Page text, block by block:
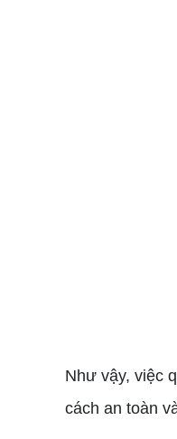
Như vậy, việc
cách an toàn